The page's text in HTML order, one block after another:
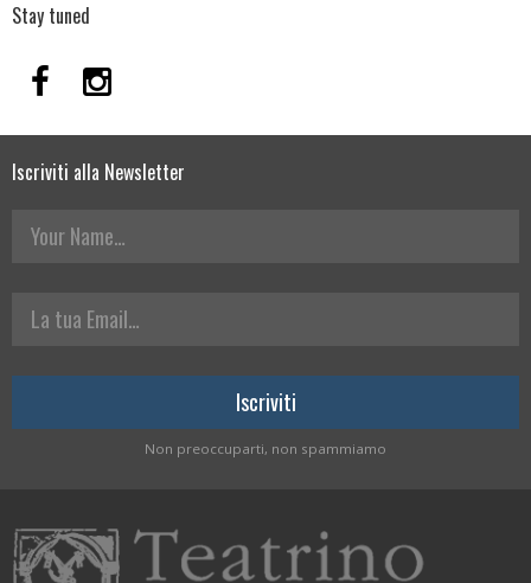
Stay tuned
Iscriviti alla Newsletter
Your Name
La tua Email
Non preoccuparti, non spammiamo